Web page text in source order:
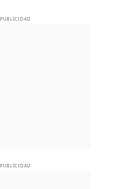
PUBLICIDAD
PUBLICIDAD